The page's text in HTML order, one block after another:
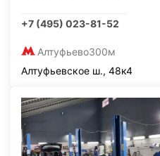
+7 (495) 023-81-52
Алтуфьево300м
Алтуфьевское ш., 48к4